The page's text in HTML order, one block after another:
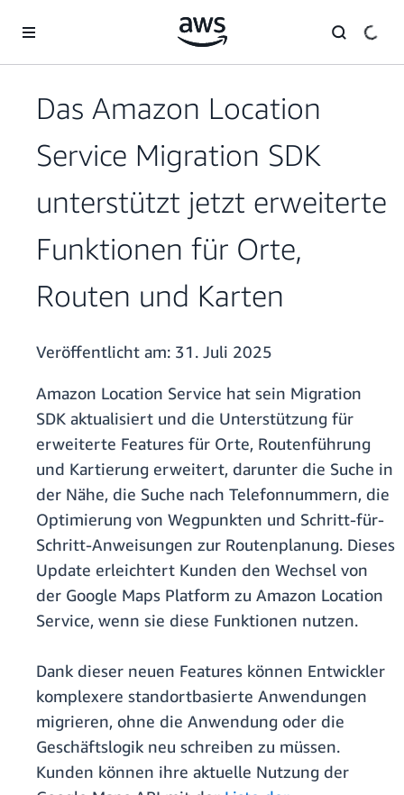
Überspringen zum Hauptinhalt
Das Amazon Location
Service Migration SDK
unterstützt jetzt erweiterte
Funktionen für Orte,
Routen und Karten
Veröffentlicht am: 31. Juli 2025
Amazon Location Service hat sein Migration
SDK aktualisiert und die Unterstützung für
erweiterte Features für Orte, Routenführung
und Kartierung erweitert, darunter die Suche in
der Nähe, die Suche nach Telefonnummern, die
Optimierung von Wegpunkten und Schritt-für-
Schritt-Anweisungen zur Routenplanung. Dieses
Update erleichtert Kunden den Wechsel von
der Google Maps Platform zu Amazon Location
Service, wenn sie diese Funktionen nutzen.
Dank dieser neuen Features können Entwickler
komplexere standortbasierte Anwendungen
migrieren, ohne die Anwendung oder die
Geschäftslogik neu schreiben zu müssen.
Kunden können ihre aktuelle Nutzung der